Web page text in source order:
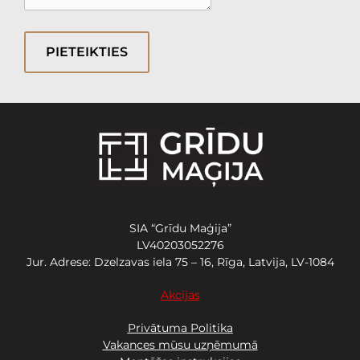
PIETEIKTIES
SIA “Grīdu Maģija”
LV40203052276
Jur. Adrese: Dzelzavas iela 75 – 16, Rīga, Latvija, LV-1084
Akcijas
Privātuma Politika
Vakances mūsu uzņēmumā